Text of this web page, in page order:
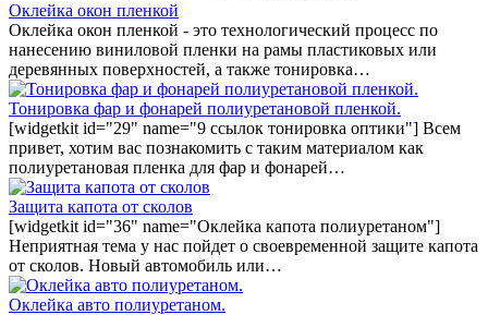
Оклейка окон пленкой
Оклейка окон пленкой - это технологический процесс по
нанесению виниловой пленки на рамы пластиковых или
деревянных поверхностей, а также тонировка…
Тонировка фар и фонарей полиуретановой пленкой.
[widgetkit id="29" name="9 ссылок тонировка оптики"] Всем
привет, хотим вас познакомить с таким материалом как
полиуретановая пленка для фар и фонарей…
Защита капота от сколов
[widgetkit id="36" name="Оклейка капота полиуретаном"]
Неприятная тема у нас пойдет о своевременной защите капота
от сколов. Новый автомобиль или…
Оклейка авто полиуретаном.